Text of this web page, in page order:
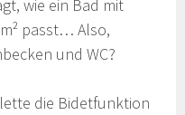
wie ein Bad mit
passt… Also,
und WC?
die Bidetfunktion